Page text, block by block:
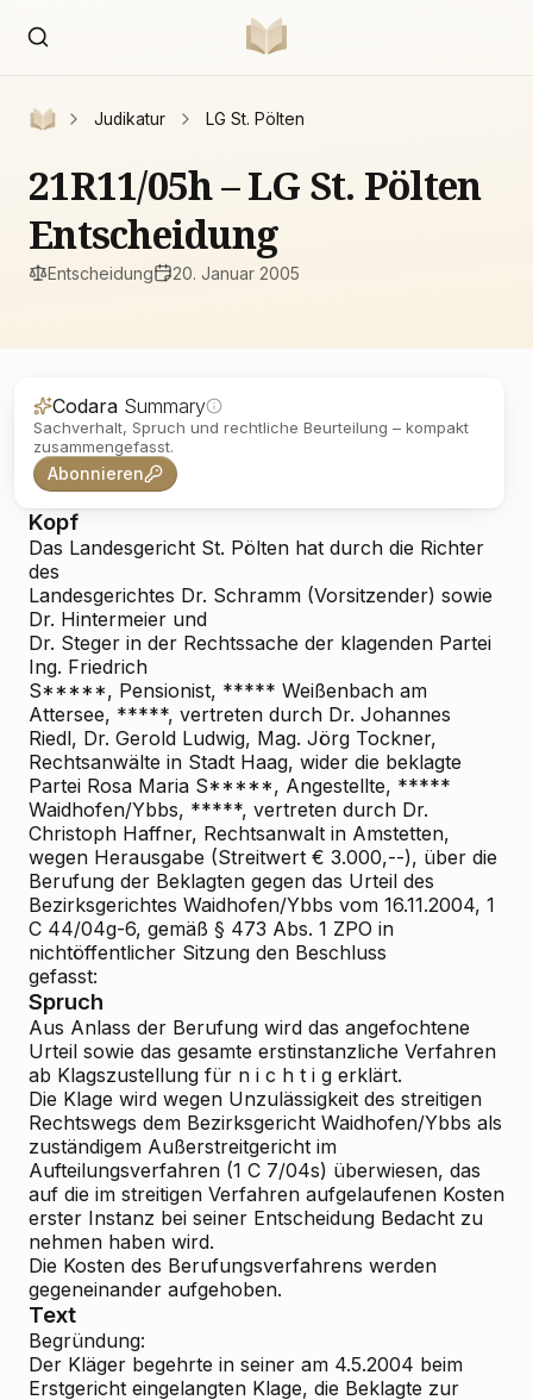
Judikatur LG St. Pölten
21R11/05h – LG St. Pölten
Entscheidung
Entscheidung 20. Januar 2005
Codara Summary
Sachverhalt, Spruch und rechtliche Beurteilung – kompakt
zusammengefasst.
Abonnieren
Kopf
Das Landesgericht St. Pölten hat durch die Richter
des
Landesgerichtes Dr. Schramm (Vorsitzender) sowie
Dr. Hintermeier und
Dr. Steger in der Rechtssache der klagenden Partei
Ing. Friedrich
S*****, Pensionist, ***** Weißenbach am
Attersee, *****, vertreten durch Dr. Johannes
Riedl, Dr. Gerold Ludwig, Mag. Jörg Tockner,
Rechtsanwälte in Stadt Haag, wider die beklagte
Partei Rosa Maria S*****, Angestellte, *****
Waidhofen/Ybbs, *****, vertreten durch Dr.
Christoph Haffner, Rechtsanwalt in Amstetten,
wegen Herausgabe (Streitwert € 3.000,--), über die
Berufung der Beklagten gegen das Urteil des
Bezirksgerichtes Waidhofen/Ybbs vom 16.11.2004, 1
C 44/04g-6, gemäß § 473 Abs. 1 ZPO in
nichtöffentlicher Sitzung den Beschluss
gefasst:
Spruch
Aus Anlass der Berufung wird das angefochtene
Urteil sowie das gesamte erstinstanzliche Verfahren
ab Klagszustellung für n i c h t i g erklärt.
Die Klage wird wegen Unzulässigkeit des streitigen
Rechtswegs dem Bezirksgericht Waidhofen/Ybbs als
zuständigem Außerstreitgericht im
Aufteilungsverfahren (1 C 7/04s) überwiesen, das
auf die im streitigen Verfahren aufgelaufenen Kosten
erster Instanz bei seiner Entscheidung Bedacht zu
nehmen haben wird.
Die Kosten des Berufungsverfahrens werden
gegeneinander aufgehoben.
Text
Begründung:
Der Kläger begehrte in seiner am 4.5.2004 beim
Erstgericht eingelangten Klage, die Beklagte zur